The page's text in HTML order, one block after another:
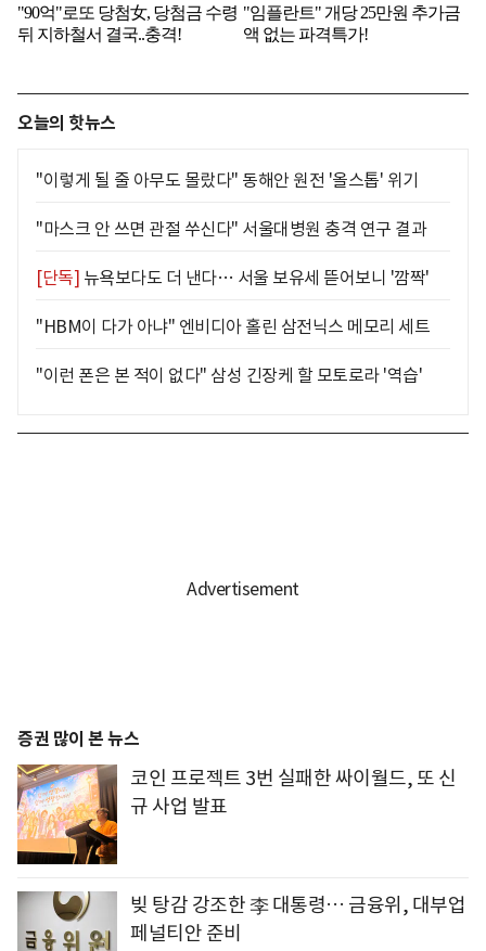
오늘의 핫뉴스
"이렇게 될 줄 아무도 몰랐다" 동해안 원전 '올스톱' 위기
"마스크 안 쓰면 관절 쑤신다" 서울대병원 충격 연구 결과
[단독] 뉴욕보다도 더 낸다… 서울 보유세 뜯어보니 '깜짝'
"HBM이 다가 아냐" 엔비디아 홀린 삼전닉스 메모리 세트
"이런 폰은 본 적이 없다" 삼성 긴장케 할 모토로라 '역습'
증권 많이 본 뉴스
코인 프로젝트 3번 실패한 싸이월드, 또 신
규 사업 발표
빚 탕감 강조한 李 대통령… 금융위, 대부업
페널티안 준비